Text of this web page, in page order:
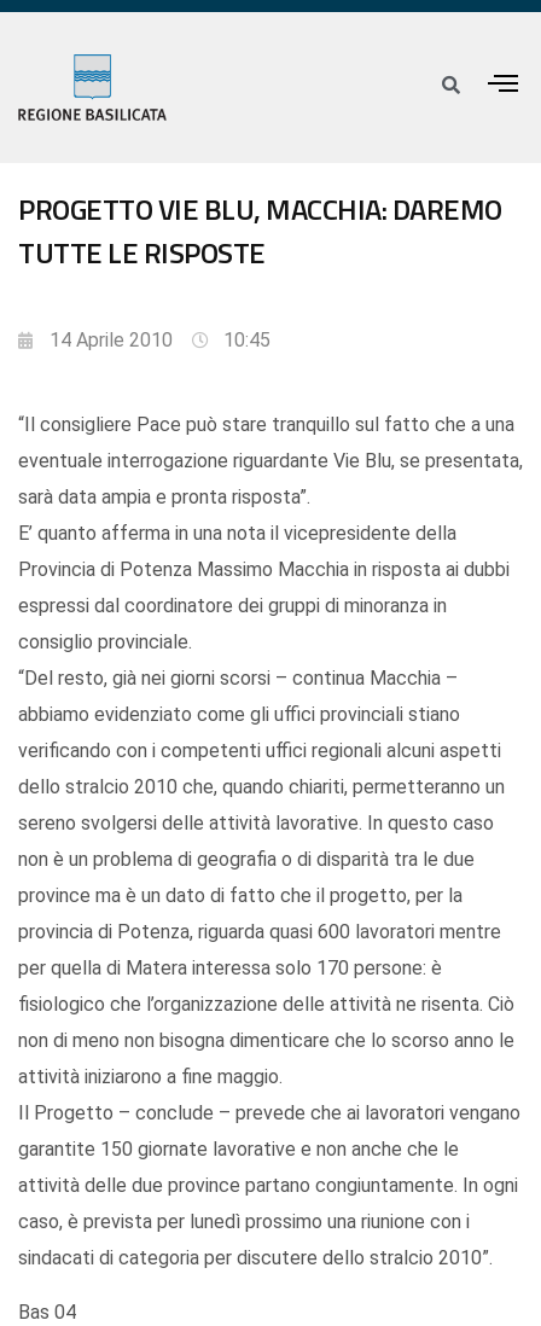
PROGETTO VIE BLU, MACCHIA: DAREMO
TUTTE LE RISPOSTE
14 Aprile 2010 10:45
“Il consigliere Pace può stare tranquillo sul fatto che a una
eventuale interrogazione riguardante Vie Blu, se presentata,
sarà data ampia e pronta risposta”.
E’ quanto afferma in una nota il vicepresidente della
Provincia di Potenza Massimo Macchia in risposta ai dubbi
espressi dal coordinatore dei gruppi di minoranza in
consiglio provinciale.
“Del resto, già nei giorni scorsi – continua Macchia –
abbiamo evidenziato come gli uffici provinciali stiano
verificando con i competenti uffici regionali alcuni aspetti
dello stralcio 2010 che, quando chiariti, permetteranno un
sereno svolgersi delle attività lavorative. In questo caso
non è un problema di geografia o di disparità tra le due
province ma è un dato di fatto che il progetto, per la
provincia di Potenza, riguarda quasi 600 lavoratori mentre
per quella di Matera interessa solo 170 persone: è
fisiologico che l’organizzazione delle attività ne risenta. Ciò
non di meno non bisogna dimenticare che lo scorso anno le
attività iniziarono a fine maggio.
Il Progetto – conclude – prevede che ai lavoratori vengano
garantite 150 giornate lavorative e non anche che le
attività delle due province partano congiuntamente. In ogni
caso, è prevista per lunedì prossimo una riunione con i
sindacati di categoria per discutere dello stralcio 2010”.
Bas 04